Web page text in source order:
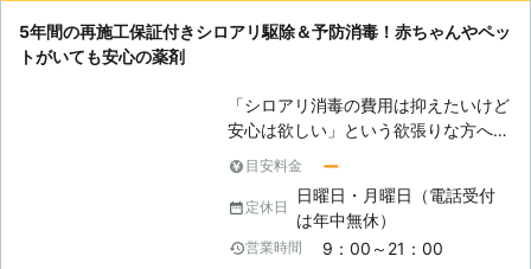
ら、施工に必要な時間も短縮。そし
て、常にお客様目線での作業を心掛け
やマンションなどの貨物物件などに出
現したシロアリの駆除、防除も対応し
ております。アリみたいな虫がいたけ
る…一回見積もりだけでもしてもらい
たい。ささいなことでも一度シロアリ
110番にお任せください！ シロアリを
5年間の再施工保証付きシロアリ駆除＆予防消毒！赤ちゃんやペッ
トがいても安心の薬剤
「シロアリ消毒の費用は抑えたいけど
安心は欲しい」という欲張りな方へ
シロアリ駆除＆予防消毒工事に1平米
1,272円（税込）～対応します！ 5年
間の再施工保証付きで、1年毎に無償
のアフターサービスを行います！ 自
社の徹底教育された職人が最後まで施
目安料金 ー
定休日
日曜日・月曜日（電話受付
は年中無休）
営業時間 9：00～21：00